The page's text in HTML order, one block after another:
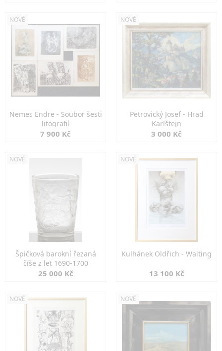
NOVÉ
Nemes Endre - Soubor šesti
litografií
7 900 Kč
NOVÉ
Petrovický Josef - Hrad
Karlštejn
3 000 Kč
NOVÉ
Špičková barokní řezaná
číše z let 1690-1700
25 000 Kč
NOVÉ
Kulhánek Oldřich - Waiting
13 100 Kč
NOVÉ NOVÉ